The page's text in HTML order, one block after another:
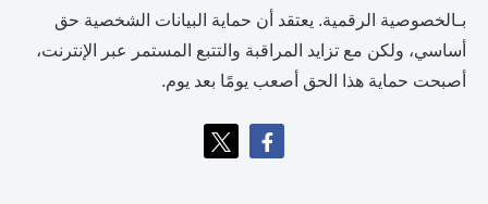
بـالخصوصية الرقمية. يعتقد أن حماية البيانات الشخصية حق
أساسي، ولكن مع تزايد المراقبة والتتبع المستمر عبر الإنترنت،
أصبحت حماية هذا الحق أصعب يومًا بعد يوم.